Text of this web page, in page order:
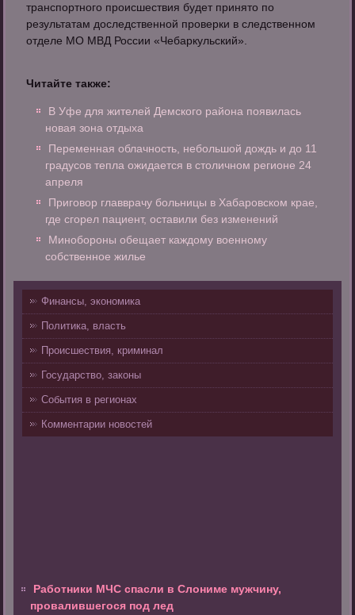
транспортного происшествия будет принято по
результатам доследственной проверки в следственном
отделе МО МВД России «Чебаркульский».
Читайте также:
В Уфе для жителей Демского района появилась
новая зона отдыха
Переменная облачность, небольшой дождь и до 11
градусов тепла ожидается в столичном регионе 24
апреля
Приговор главврачу больницы в Хабаровском крае,
где сгорел пациент, оставили без изменений
Минобороны обещает каждому военному
собственное жилье
Финансы, экономика
Политика, власть
Происшествия, криминал
Государство, законы
События в регионах
Комментарии новостей
Работники МЧС спасли в Слониме мужчину,
провалившегося под лед